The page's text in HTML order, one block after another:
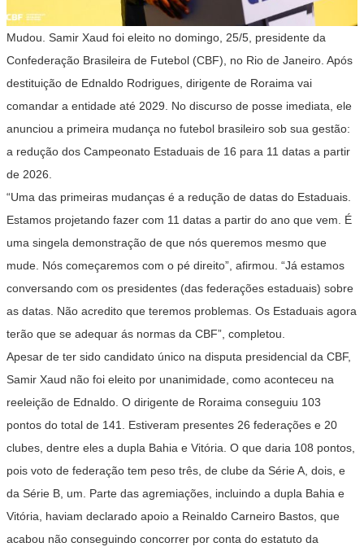
Mudou. Samir Xaud foi eleito no domingo, 25/5, presidente da
Confederação Brasileira de Futebol (CBF), no Rio de Janeiro. Após
destituição de Ednaldo Rodrigues, dirigente de Roraima vai
comandar a entidade até 2029. No discurso de posse imediata, ele
anunciou a primeira mudança no futebol brasileiro sob sua gestão:
a redução dos Campeonato Estaduais de 16 para 11 datas a partir
de 2026.
“Uma das primeiras mudanças é a redução de datas do Estaduais.
Estamos projetando fazer com 11 datas a partir do ano que vem. É
uma singela demonstração de que nós queremos mesmo que
mude. Nós começaremos com o pé direito”, afirmou. “Já estamos
conversando com os presidentes (das federações estaduais) sobre
as datas. Não acredito que teremos problemas. Os Estaduais agora
terão que se adequar ás normas da CBF”, completou.
Apesar de ter sido candidato único na disputa presidencial da CBF,
Samir Xaud não foi eleito por unanimidade, como aconteceu na
reeleição de Ednaldo. O dirigente de Roraima conseguiu 103
pontos do total de 141. Estiveram presentes 26 federações e 20
clubes, dentre eles a dupla Bahia e Vitória. O que daria 108 pontos,
pois voto de federação tem peso três, de clube da Série A, dois, e
da Série B, um. Parte das agremiações, incluindo a dupla Bahia e
Vitória, haviam declarado apoio a Reinaldo Carneiro Bastos, que
acabou não conseguindo concorrer por conta do estatuto da